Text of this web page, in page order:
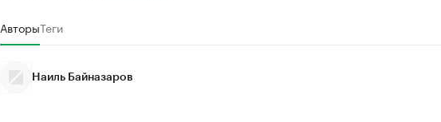
АвторыТеги
Наиль Байназаров